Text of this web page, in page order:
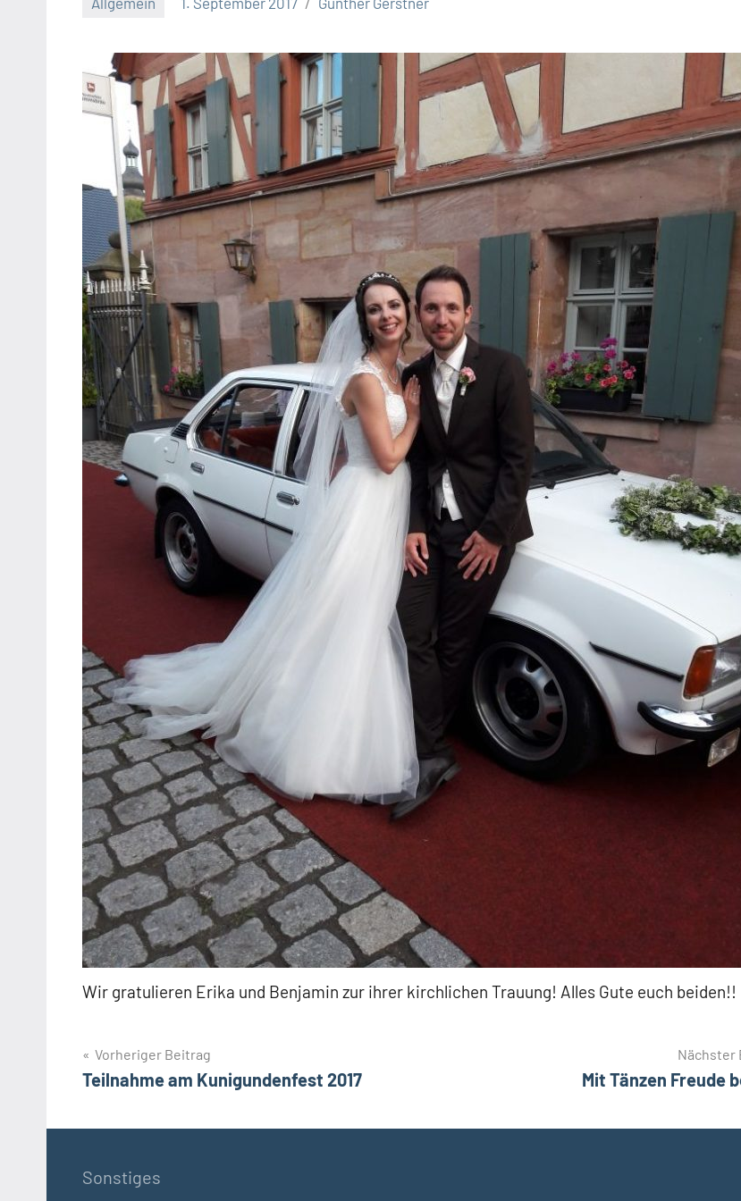
Wir gratulieren Erika und Benjamin zur ihrer kirchlichen Trauung! Alles Gute euch beiden!!
Beitragsnavigation
Vorheriger Beitrag
Teilnahme am Kunigundenfest 2017
Nächster
Mit Tänzen Freude
Sonstiges